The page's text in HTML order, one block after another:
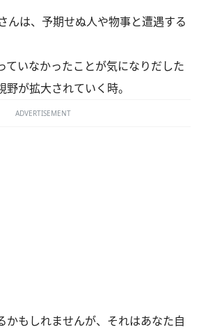
んは、予期せぬ人や物事と遭遇する
いなかったことが気になりだした
が拡大されていく時。
ADVERTISEMENT
もしれませんが、それはあなた自